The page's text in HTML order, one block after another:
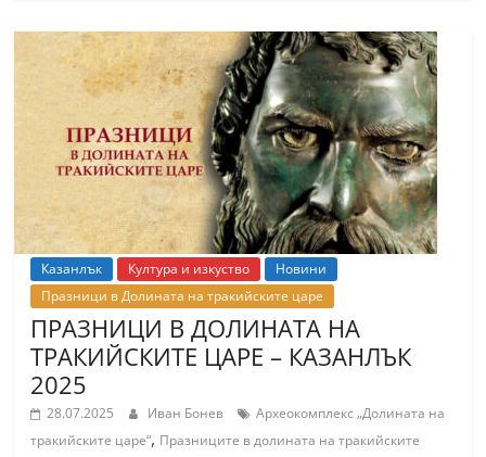
Казанлък Култура и изкуство
Новини
Празници в Долината на тракийските царе
ПРАЗНИЦИ В ДОЛИНАТА НА
ТРАКИЙСКИТЕ ЦАРЕ – КАЗАНЛЪК
2025
28.07.2025 Иван Бонев
Археокомплекс „Долината на
тракийските царе“, Празниците в долината на тракийските